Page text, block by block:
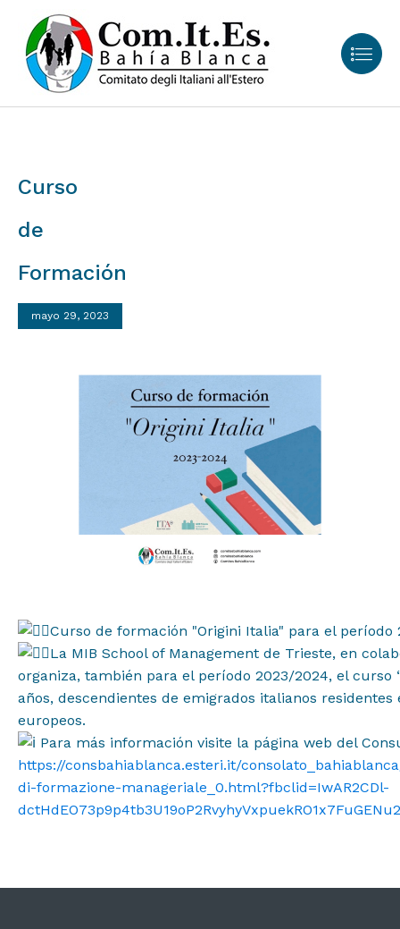
Curso
de
Formación
mayo 29, 2023
Curso de formación "Origini Italia" para el período
La MIB School of Management de Trieste, en
organiza, también para el período 2023/2024, el curso
años, descendientes de emigrados italianos
europeos.
Para más información visite la página web del
https://consbahiablanca.esteri.it/
di-formazione-manageriale_0.html?fbclid=IwAR2CDl-
Proyectos
Institucional
Muestras y Contenidos
Noticias
Contacto